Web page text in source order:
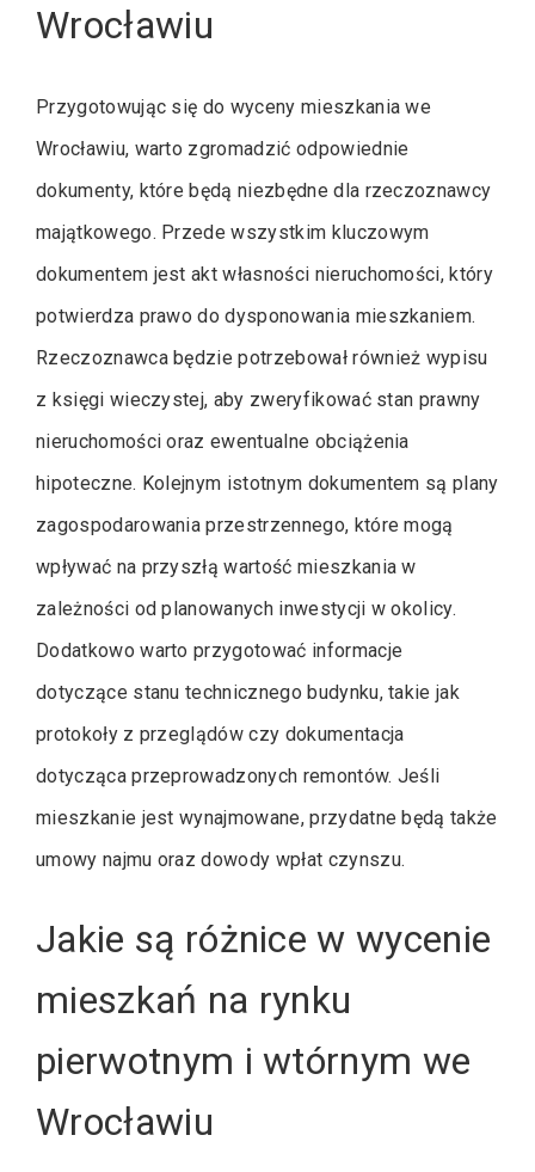
Wrocławiu
Przygotowując się do wyceny mieszkania we
Wrocławiu, warto zgromadzić odpowiednie
dokumenty, które będą niezbędne dla rzeczoznawcy
majątkowego. Przede wszystkim kluczowym
dokumentem jest akt własności nieruchomości, który
potwierdza prawo do dysponowania mieszkaniem.
Rzeczoznawca będzie potrzebował również wypisu
z księgi wieczystej, aby zweryfikować stan prawny
nieruchomości oraz ewentualne obciążenia
hipoteczne. Kolejnym istotnym dokumentem są plany
zagospodarowania przestrzennego, które mogą
wpływać na przyszłą wartość mieszkania w
zależności od planowanych inwestycji w okolicy.
Dodatkowo warto przygotować informacje
dotyczące stanu technicznego budynku, takie jak
protokoły z przeglądów czy dokumentacja
dotycząca przeprowadzonych remontów. Jeśli
mieszkanie jest wynajmowane, przydatne będą także
umowy najmu oraz dowody wpłat czynszu.
Jakie są różnice w wycenie
mieszkań na rynku
pierwotnym i wtórnym we
Wrocławiu